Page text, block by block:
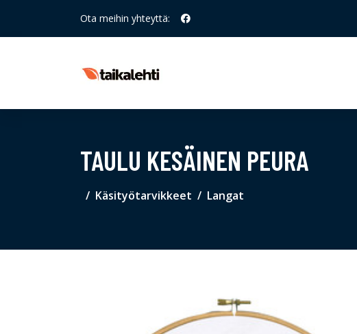
Ota meihin yhteyttä:
TAULU KESÄINEN PEURA
Käsityötarvikkeet Langat